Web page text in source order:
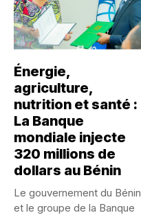
Énergie,
agriculture,
nutrition et santé :
La Banque
mondiale injecte
320 millions de
dollars au Bénin
Le gouvernement du Bénin
et le groupe de la Banque